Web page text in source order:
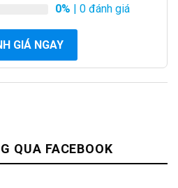
0% | 0 đánh giá
GIÁ NGAY
QUA FACEBOOK